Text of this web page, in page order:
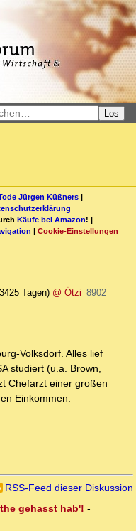
Los
Jürgen Küßners |
Käufe bei Amazon! |
| Cookie-Einstellungen
Tagen) @ Ötzi 8902
Volksdorf. Alles lief
studiert (u.a. Brown,
Chefarzt einer großen
Einkommen.
RSS-Feed dieser Diskussion
gehasst hab'! -